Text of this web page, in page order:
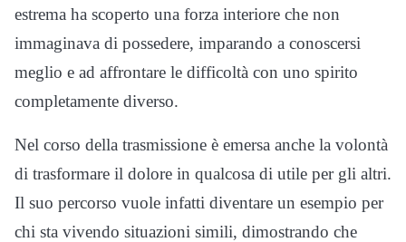
estrema ha scoperto una forza interiore che non
immaginava di possedere, imparando a conoscersi
meglio e ad affrontare le difficoltà con uno spirito
completamente diverso.
Nel corso della trasmissione è emersa anche la volontà
di trasformare il dolore in qualcosa di utile per gli altri.
Il suo percorso vuole infatti diventare un esempio per
chi sta vivendo situazioni simili, dimostrando che